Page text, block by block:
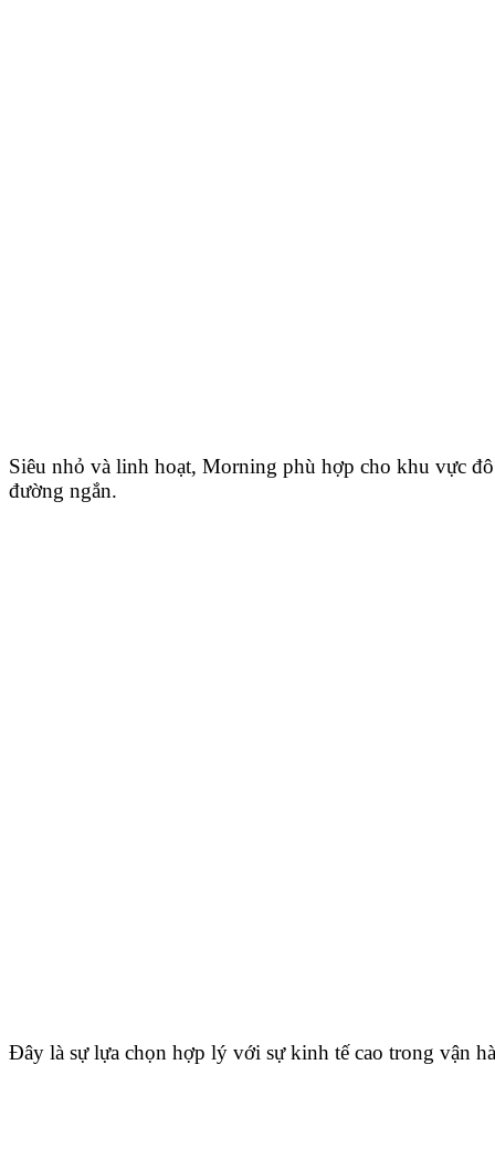
Siêu nhỏ và linh hoạt, Morning phù hợp cho khu vực
đường ngắn.
Đây là sự lựa chọn hợp lý với sự kinh tế cao trong vận